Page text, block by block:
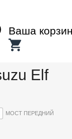
Ваша
Elf
МОСТ ПЕРЕДНИЙ